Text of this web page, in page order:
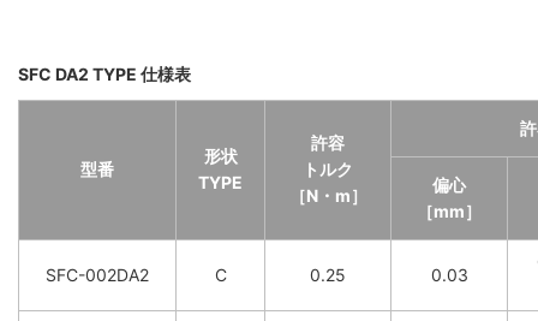
SFC DA2 TYPE 仕様表
型番
形状
TYPE
許容
トルク
［N・m］
偏心
［mm］
SFC-002DA2 C 0.25 0.03